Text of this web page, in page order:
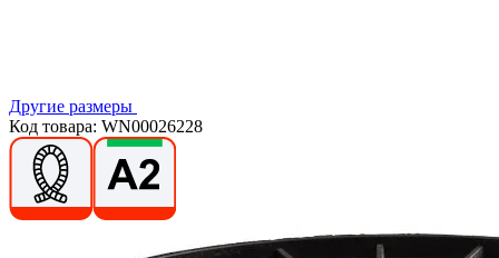
Другие размеры
Код товара: WN00026228